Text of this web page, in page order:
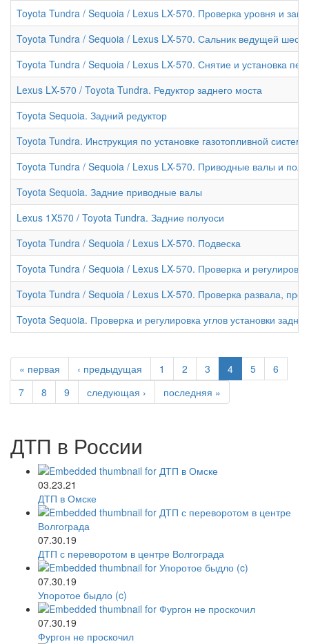
Toyota Tundra / Sequoia / Lexus LX-570. Проверка уровня и
Toyota Tundra / Sequoia / Lexus LX-570. Сальник ведущей
Toyota Tundra / Sequoia / Lexus LX-570. Снятие и установка
Lexus LX-570 / Toyota Tundra. Редуктор заднего моста
Toyota Sequoia. Задний редуктор
Toyota Tundra. Инструкция по установке газотопливной
Toyota Tundra / Sequoia / Lexus LX-570. Приводные валы и
Toyota Sequoia. Задние приводные валы
Lexus 1X570 / Toyota Tundra. Задние полуоси
Toyota Tundra / Sequoia / Lexus LX-570. Подвеска
Toyota Tundra / Sequoia / Lexus LX-570. Проверка и
Toyota Tundra / Sequoia / Lexus LX-570. Проверка развала,
Toyota Sequoia. Проверка и регулировка углов установки
« первая ‹ предыдущая 1 2 3 4 5
6
7
8 9 следующая › последняя »
ДТП в России
03.23.21
ДТП в Омске
07.30.19
ДТП с переворотом в центре Волгограда
07.30.19
Упоротое быдло (c)
07.30.19
Фургон не проскочил